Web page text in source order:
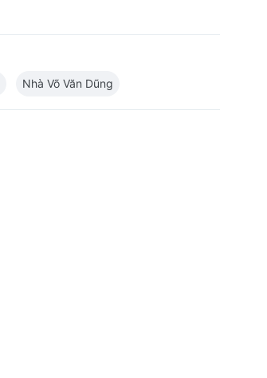
Nhà Võ Văn Dũng